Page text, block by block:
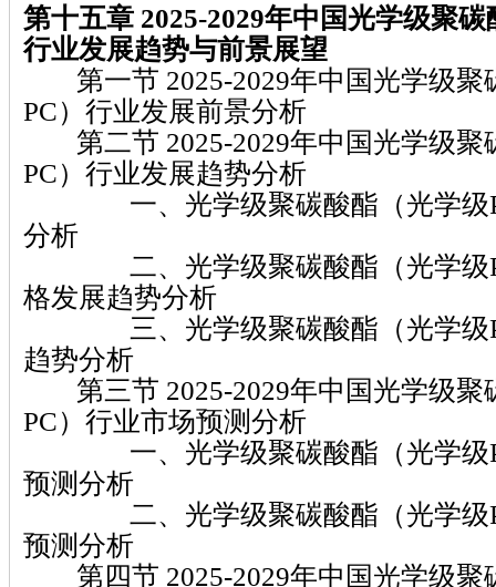
第十五章 2025-2029年中国光学级聚碳
行业发展趋势与前景展望
第一节 2025-2029年中国光学级聚
PC）行业发展前景分析
第二节 2025-2029年中国光学级聚
PC）行业发展趋势分析
一、光学级聚碳酸酯（光学级
分析
二、光学级聚碳酸酯（光学级
格发展趋势分析
三、光学级聚碳酸酯（光学级
趋势分析
第三节 2025-2029年中国光学级聚
PC）行业市场预测分析
一、光学级聚碳酸酯（光学级
预测分析
二、光学级聚碳酸酯（光学级
预测分析
第四节 2025-2029年中国光学级聚